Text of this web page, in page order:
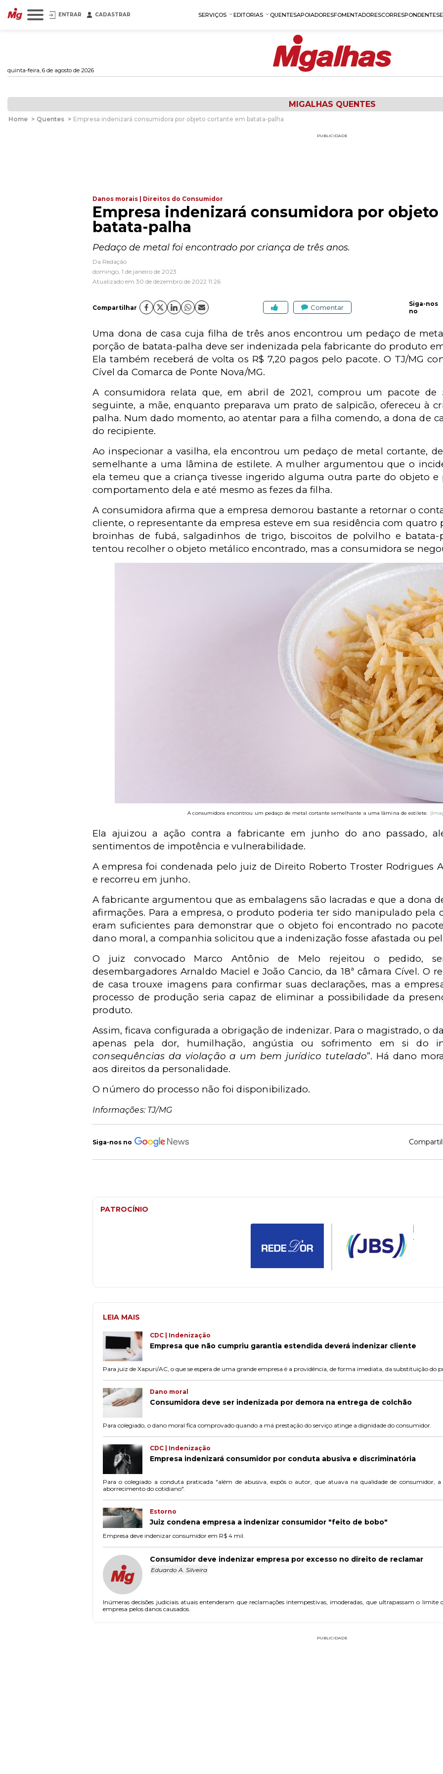
ENTRAR CADASTRAR SERVIÇOS EDITORIAS QUENTESAPOIADORESFOMENTADORESCORRESPONDENTES
quinta-feira, 6 de agosto de 2026
MIGALHAS QUENTES
Home > Quentes > Empresa indenizará consumidora por objeto cortante em batata-palha
PUBLICIDADE
Danos morais | Direitos do Consumidor
Empresa indenizará consumidora por
batata-palha
Pedaço de metal foi encontrado por criança de três anos.
Da Redação
domingo, 1 de janeiro de 2023
Atualizado em 30 de dezembro de 2022 11:26
Compartilhar Comentar
Siga-nos
no
Uma dona de casa cuja filha de três anos encontrou um pedaço de
porção de batata-palha deve ser indenizada pela fabricante do produto
Ela também receberá de volta os R$ 7,20 pagos pelo pacote. O TJ/MG
Cível da Comarca de Ponte Nova/MG.
A consumidora relata que, em abril de 2021, comprou um pacote
seguinte, a mãe, enquanto preparava um prato de salpicão, ofereceu à
palha. Num dado momento, ao atentar para a filha comendo, a dona de
do recipiente.
Ao inspecionar a vasilha, ela encontrou um pedaço de metal cortante,
semelhante a uma lâmina de estilete. A mulher argumentou que o
ela temeu que a criança tivesse ingerido alguma outra parte do objeto
comportamento dela e até mesmo as fezes da filha.
A consumidora afirma que a empresa demorou bastante a retornar o
cliente, o representante da empresa esteve em sua residência com
broinhas de fubá, salgadinhos de trigo, biscoitos de polvilho e
tentou recolher o objeto metálico encontrado, mas a consumidora se
A consumidora encontrou um pedaço de metal cortante semelhante a uma lâmina de estilete.
Ela ajuizou a ação contra a fabricante em junho do ano passado,
sentimentos de impotência e vulnerabilidade.
A empresa foi condenada pelo juiz de Direito Roberto Troster Rodrigues
e recorreu em junho.
A fabricante argumentou que as embalagens são lacradas e que a dona
afirmações. Para a empresa, o produto poderia ter sido manipulado pela
eram suficientes para demonstrar que o objeto foi encontrado no
dano moral, a companhia solicitou que a indenização fosse afastada ou
O juiz convocado Marco Antônio de Melo rejeitou o pedido,
desembargadores Arnaldo Maciel e João Cancio, da 18ª câmara Cível. O
de casa trouxe imagens para confirmar suas declarações, mas a
processo de produção seria capaz de eliminar a possibilidade da
produto.
Assim, ficava configurada a obrigação de indenizar. Para o magistrado, o
apenas pela dor, humilhação, angústia ou sofrimento em si do
consequências da violação a um bem jurídico tutelado”. Há dano
aos direitos da personalidade.
O número do processo não foi disponibilizado.
Informações: TJ/MG
Siga-nos no
PATROCÍNIO
LEIA MAIS
CDC | Indenização
Empresa que não cumpriu garantia estendida deverá indenizar cliente
Para juiz de Xapuri/AC, o que se espera de uma grande empresa é a providência, de forma imediata, da substituição do
Dano moral
Consumidora deve ser indenizada por demora na entrega de colchão
Para colegiado, o dano moral fica comprovado quando a má prestação do serviço atinge a dignidade do consumidor.
CDC | Indenização
Empresa indenizará consumidor por conduta abusiva e discriminatória
Para o colegiado a conduta praticada "além de abusiva, expôs o autor, que atuava na qualidade de consumidor,
aborrecimento do cotidiano".
Estorno
Juiz condena empresa a indenizar consumidor "feito de bobo"
Empresa deve indenizar consumidor em R$ 4 mil.
Consumidor deve indenizar empresa por excesso no direito de reclamar
Eduardo A. Silveira
Inúmeras decisões judiciais atuais entenderam que reclamações intempestivas, imoderadas, que ultrapassam o
empresa pelos danos causados.
PUBLICIDADE